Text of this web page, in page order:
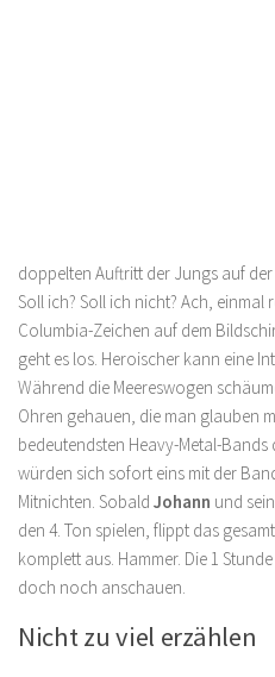
doppelten Auftritt der Jungs auf
Soll ich? Soll ich nicht? Ach,
Columbia-Zeichen auf dem
geht es los. Heroischer kann eine
Während die Meereswogen
Ohren gehauen, die man glauben
bedeutendsten Heavy-Metal-Bands
würden sich sofort eins mit der
Mitnichten. Sobald Johann und
den 4. Ton spielen, flippt das
komplett aus. Hammer. Die 1
doch noch anschauen.
Nicht zu viel erzählen